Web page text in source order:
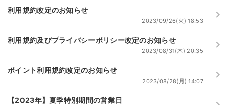
利用規約改定のお知らせ
2023/09/26(火) 18:53 keyboard_arrow_right
利用規約及びプライバシーポリシー改定のお知らせ
2023/08/31(木) 20:35 keyboard_arrow_right
ポイント利用規約改定のお知らせ
2023/08/28(月) 14:07 keyboard_arrow_right
【2023年】夏季特別期間の営業日